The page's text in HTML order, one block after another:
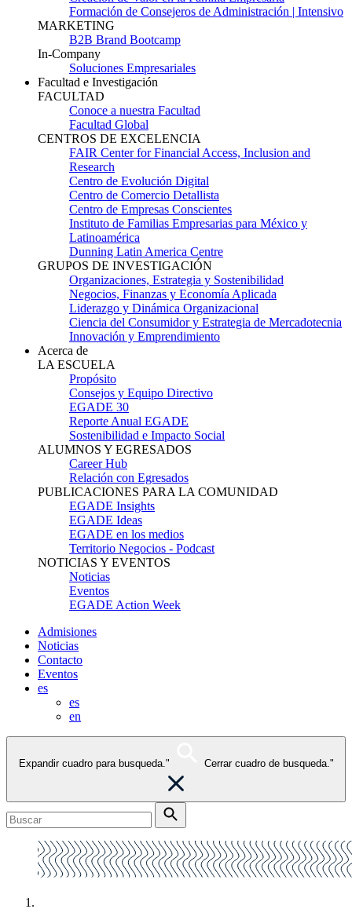
Formación de Consejeros de Administración | Intensivo
MARKETING
B2B Brand Bootcamp
In-Company
Soluciones Empresariales
Facultad e Investigación
FACULTAD
Conoce a nuestra Facultad
Facultad Global
CENTROS DE EXCELENCIA
FAIR Center for Financial Access, Inclusion and
Research
Centro de Evolución Digital
Centro de Comercio Detallista
Centro de Empresas Conscientes
Instituto de Familias Empresarias para México y
Latinoamérica
Dunning Latin America Centre
GRUPOS DE INVESTIGACIÓN
Organizaciones, Estrategia y Sostenibilidad
Negocios, Finanzas y Economía Aplicada
Liderazgo y Dinámica Organizacional
Ciencia del Consumidor y Estrategia de Mercadotecnia
Innovación y Emprendimiento
Acerca de
LA ESCUELA
Propósito
Consejos y Equipo Directivo
EGADE 30
Reporte Anual EGADE
Sostenibilidad e Impacto Social
ALUMNOS Y EGRESADOS
Career Hub
Relación con Egresados
PUBLICACIONES PARA LA COMUNIDAD
EGADE Insights
EGADE Ideas
EGADE en los medios
Territorio Negocios - Podcast
NOTICIAS Y EVENTOS
Noticias
Eventos
EGADE Action Week
Admisiones
Noticias
Contacto
Eventos
es
es
en
Expandir cuadro para busqueda." Cerrar cuadro de busqueda."